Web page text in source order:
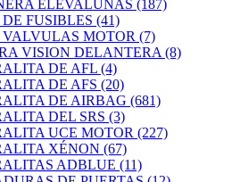
ELEVALUNAS (187)
FUSIBLES (41)
VALVULAS MOTOR (7)
VISION DELANTERA (8)
DE AFL (4)
DE AFS (20)
DE AIRBAG (681)
DEL SRS (3)
UCE MOTOR (227)
XÉNON (67)
ADBLUE (11)